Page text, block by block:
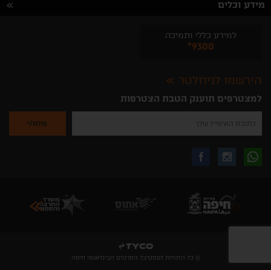
מידע וכלים
למידע כללי ותמיכה
*9300
הירשמו לניוזלטר
למצטרפים תוענק הטבת הצטרפות
להזין
שלך
להרשמה
לקבלת
באינסטגרם
עקבו
בפייסבוק
© כל הזכויות לפסטיבל הסרטים הבינלאומי חיפה